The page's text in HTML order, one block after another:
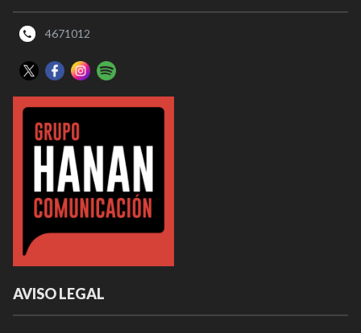
4671012
AVISO LEGAL